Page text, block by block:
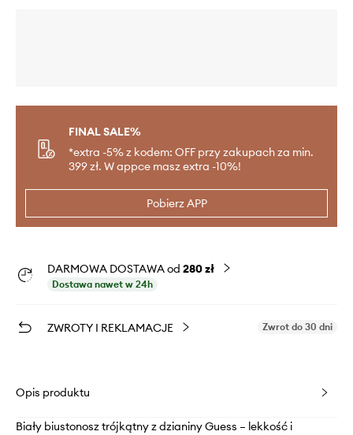
FINAL SALE%
*extra -5% z kodem: OFF przy zakupach za min.
399 zł. W appce masz extra -10%!
Pobierz APP
DARMOWA DOSTAWA od 280 zł
Dostawa nawet w 24h
ZWROTY I REKLAMACJE Zwrot do 30 dni
Opis produktu
Biały biustonosz trójkątny z dzianiny Guess – lekkość i